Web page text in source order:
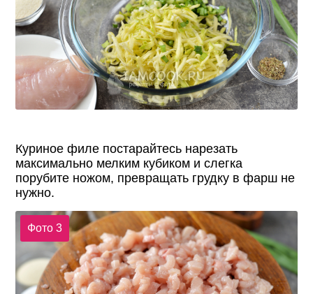
Куриное филе постарайтесь нарезать
максимально мелким кубиком и слегка
порубите ножом, превращать грудку в фарш не
нужно.
Фото 3